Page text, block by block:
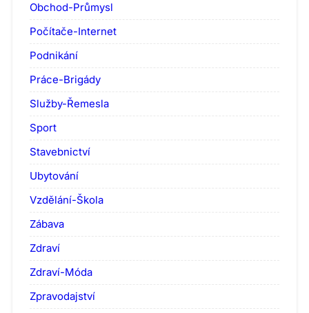
Obchod-Průmysl
Počítače-Internet
Podnikání
Práce-Brigády
Služby-Řemesla
Sport
Stavebnictví
Ubytování
Vzdělání-Škola
Zábava
Zdraví
Zdraví-Móda
Zpravodajství